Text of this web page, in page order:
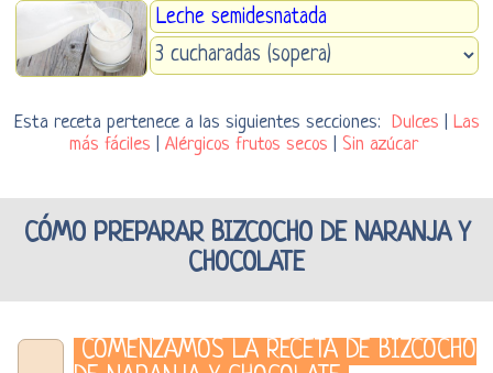
Leche semidesnatada
Esta receta pertenece a las siguientes secciones: Dulces
Las
más fáciles
Alérgicos frutos secos Sin azúcar
CÓMO PREPARAR BIZCOCHO DE NARANJA Y
CHOCOLATE
COMENZAMOS LA RECETA DE BIZCOCHO